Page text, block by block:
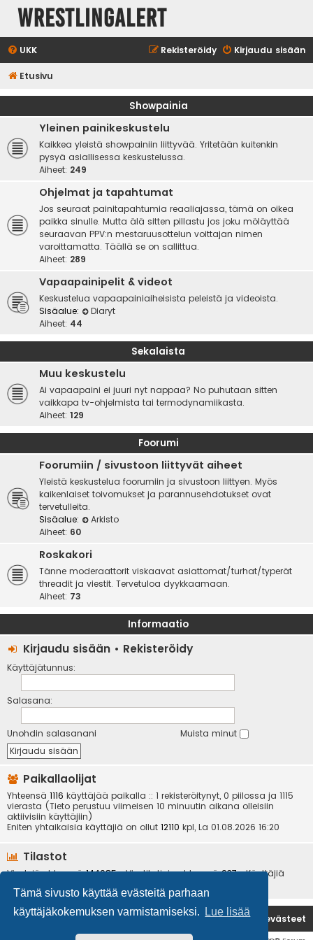
Tämä sivusto käyttää evästeitä parhaan
käyttäjäkokemuksen varmistamiseksi.
Lue lisää
WrestlingAlert
UKK Kirjaudu sisään
Rekisteröidy
Etusivu
Showpainia
Yleinen painikeskustelu
Kaikkea yleistä showpainiin liittyvää. Yritetään kuitenkin
pysyä asiallisessa keskustelussa.
Aiheet: 249
Ohjelmat ja tapahtumat
Jos seuraat painitapahtumia reaaliajassa, tämä on oikea
paikka sinulle. Mutta älä sitten pillastu jos joku möläyttää
seuraavan PPV:n mestaruusottelun voittajan nimen
varoittamatta. Täällä se on sallittua.
Aiheet: 289
Vapaapainipelit & videot
Keskustelua vapaapainiaiheisista peleistä ja videoista.
Sisäalue:
Diaryt
Aiheet: 44
Sekalaista
Muu keskustelu
Ai vapaapaini ei juuri nyt nappaa? No puhutaan sitten
vaikkapa tv-ohjelmista tai termodynamiikasta.
Aiheet: 129
Foorumi
Foorumiin / sivustoon liittyvät aiheet
Yleistä keskustelua foorumiin ja sivustoon liittyen. Myös
kaikenlaiset toivomukset ja parannusehdotukset ovat
tervetulleita.
Sisäalue:
Arkisto
Aiheet: 60
Roskakori
Tänne moderaattorit viskaavat asiattomat/turhat/typerät
threadit ja viestit. Tervetuloa dyykkaamaan.
Aiheet: 73
Informaatio
Kirjaudu sisään • Rekisteröidy
Käyttäjätunnus:
Salasana:
Unohdin salasanani Muista minut
Paikallaolijat
Yhteensä 1116 käyttäjää paikalla :: 1 rekisteröitynyt, 0 piilossa ja 1115
vierasta (Tieto perustuu viimeisen 10 minuutin aikana olleisiin
aktiivisiin käyttäjiin)
Eniten yhtaikaisia käyttäjiä on ollut 12110 kpl, La 01.08.2026 16:20
Tilastot
Viestejä yhteensä144085• Viestiketjuja yhteensä937• Käyttäjiä
Etusivu Poista evästeet